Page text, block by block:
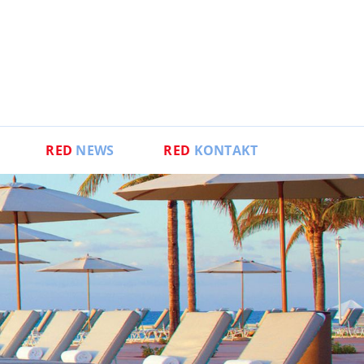
RED NEWS RED KONTAKT